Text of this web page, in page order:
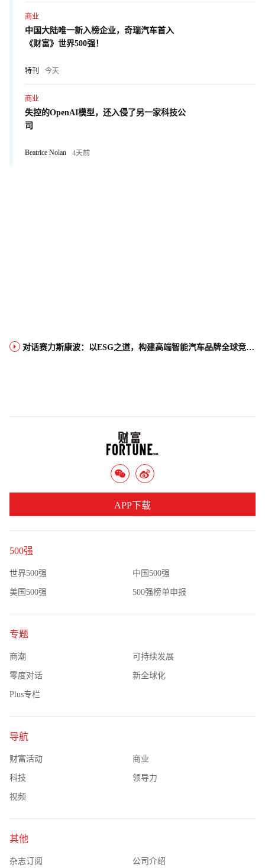
商业
中国大陆唯一新入榜企业，奇瑞汽车首入
《财富》世界500强！
特刊 今天
商业
失控的OpenAI模型，还入侵了另一家科技公
司
Beatrice Nolan 4天前
对话赛力斯康波：以ESG之道，构建高端智能汽车品牌全球竞争力
500强
世界500强 中国500强
美国500强 500强榜单申报
专题
商潮 可持续发展
零度对话 新全球化
Plus专栏
导航
财富活动 商业
科技 领导力
视频
其他
杂志订阅 公司介绍
APP下载